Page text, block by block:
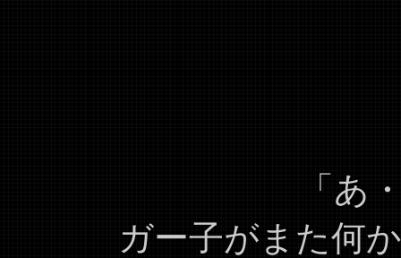
「あ
ガー子がまた何